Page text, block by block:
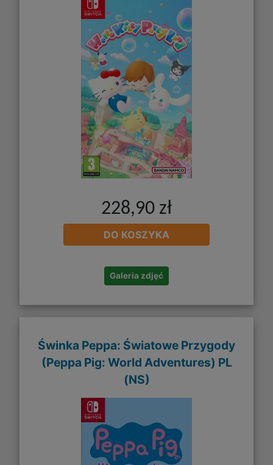
228,90 zł
DO KOSZYKA
Galeria zdjęć
Świnka Peppa: Światowe Przygody
(Peppa Pig: World Adventures) PL
(NS)